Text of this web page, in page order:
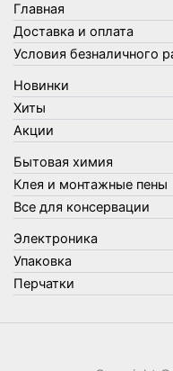
Товары для кухни
Товары для сада и
Товары для туризма
Упаковка
Утеплители и прочее
Фонари, лампы и
Хозяйственные товары
Швабры, стекломои,
Шнуры, веревки и
Электроника
Элементы питания
Главная
Доставка и оплата
Условия безналичного
Новинки
Хиты
Акции
Бытовая химия
Клея и монтажные пены
Все для консервации
Электроника
Упаковка
Перчатки